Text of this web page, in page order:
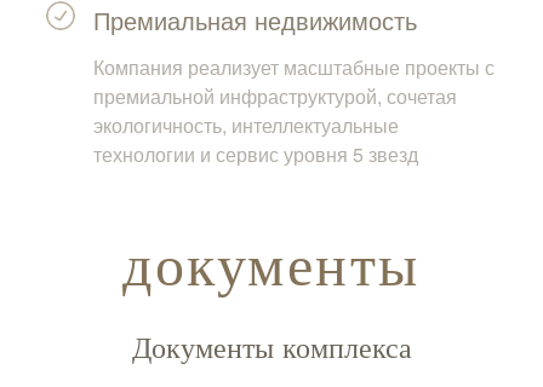
Компания реализует масштабные проекты с
премиальной инфраструктурой, сочетая
экологичность, интеллектуальные
технологии и сервис уровня 5 звезд
Премиальная недвижимость
документы
Документы комплекса